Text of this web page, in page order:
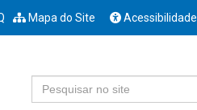
Mapa do Site Acessibilidade